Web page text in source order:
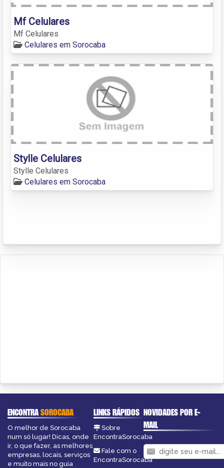
Mf Celulares
Mf Celulares
Celulares em Sorocaba
Stylle Celulares
Stylle Celulares
Celulares em Sorocaba
ENCONTRASOROCABA
O melhor de Sorocaba
num só lugar! Dicas, onde
ir, o que fazer, as melhores
empresas, locais, serviços
e muito mais no guia
LINKS RÁPIDOS
Sobre
EncontraSorocaba
Fale com o
EncontraSorocaba
NOVIDADES POR E-
MAIL